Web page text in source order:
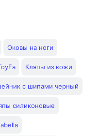
Оковы на ноги
Кляпы из кожи
с шипами черный
силиконовые